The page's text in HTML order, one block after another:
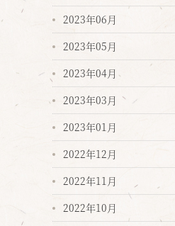
2023年06月
2023年05月
2023年04月
2023年03月
2023年01月
2022年12月
2022年11月
2022年10月